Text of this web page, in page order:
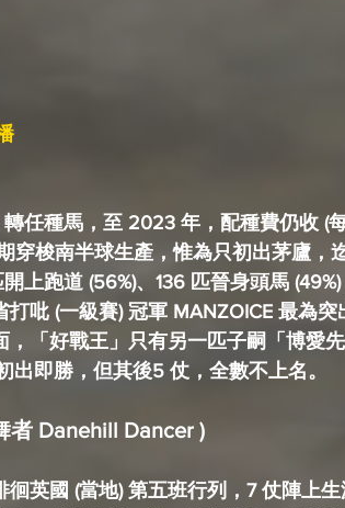
任種馬，至 2023 年，配種費仍收 (
梭南半球生產，惟為只初出茅廬，
上跑道 (56%)、136 匹晉身頭馬
吡 (一級賽) 冠軍 MANZOICE 最為突
「好戰王」只有另一匹子嗣「博愛先
即勝，但其後5 仗，全數不上名。
舞者 Danehill Dancer )
英國 (當地) 第五班行列，7 仗陣上生